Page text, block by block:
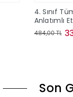
4. Sınıf
Anlatımlı
Bankası
484,00 TL
Son